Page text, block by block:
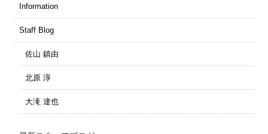
Information
Staff Blog
佐山 鎮由
北原 淳
大滝 達也